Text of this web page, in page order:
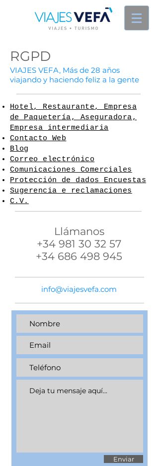
RGPD
VIAJES VEFA, Más de 28 años
viajando y haciendo feliz a la gente
Hotel, Restaurante, Empresa
de Paquetería, Aseguradora,
Empresa intermediaria
Contacto Web
Blog
Correo electrónico
Comunicaciones Comerciales
Protección de dados Encuestas
Sugerencia e reclamaciones
C.V.
Llámanos
+34 981 30 32 57
+34 686 498 945
info@viajesvefa.com
Enviar